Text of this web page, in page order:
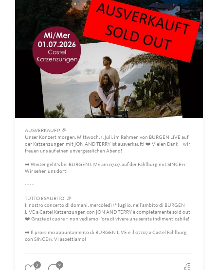
AUSVERKAUFT! 🎉
Unser Konzert morgen, Mittwoch, 1. Juli, im Rahmen von BURGEN LIVE auf
der Katzenzungen mit JON AND TERRY ist ausverkauft! ❤️ Vielen Dank – wir
freuen uns auf einen unvergesslichen Abend!
➡️ Weiter geht's bei BURGEN LIVE am 07.07. auf der Fahlburg mit SINCE11.
Wir sehen uns dort!
- - - -
TUTTO ESAURITO! 🎉
Il nostro concerto di domani, mercoledì 1° luglio, nell'ambito di BURGEN
LIVE a Castel Katzenzungen con JON AND TERRY è completamente sold out!
❤️ Grazie di cuore – non vediamo l'ora di vivere una serata indimenticabile!
➡️ Il prossimo appuntamento di BURGEN LIVE è il 07/07 a Castel Fahlburg
con SINCE11. Vi aspettiamo!
3 0